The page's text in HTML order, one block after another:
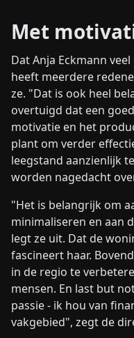
Met
Dat Anja Eckmann
heeft meerdere
ze. "Dat is ook heel
overtuigd dat een
motivatie en het
plant om verder
leegstand aanzienlijk
worden nagedacht
"Het is belangrijk om
minimaliseren en aan
legt ze uit. Dat de
fascineert haar.
in de regio te
mensen. En last but
passie - ik hou van
vakgebied", zegt de